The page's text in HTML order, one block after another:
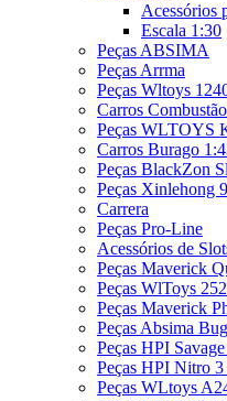
Acessórios
Escala 1:30
Peças ABSIMA
Peças Arrma
Peças Wltoys
Carros
Peças WLTOYS
Carros Burago
Peças BlackZon
Peças Xinlehong
Carrera
Peças Pro-Line
Acessórios de
Peças Maverick
Peças WlToys 252
Peças Maverick
Peças Absima
Peças HPI
Peças HPI Nitro
Peças WLtoys